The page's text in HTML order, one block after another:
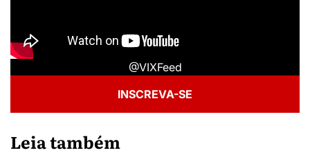
@VIXFeed
INSCREVA-SE
Leia também